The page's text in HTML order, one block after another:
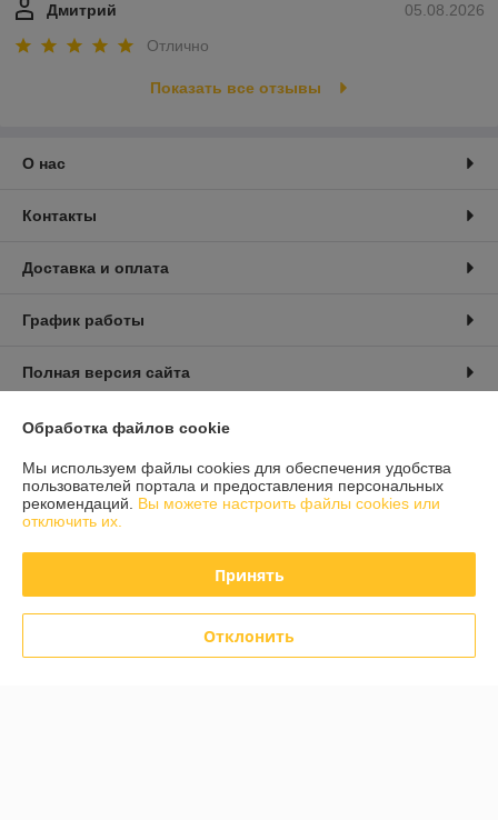
05.08.2026
Дмитрий
Отлично
Показать все отзывы
О нас
Контакты
Доставка и оплата
График работы
Полная версия сайта
Политика обработки cookies
Сайт создан на платформе Deal.by
Юридическое лицо:ООО «СВА БелТрейд»
Обработка файлов cookie
Мы используем файлы cookies для обеспечения удобства
пользователей портала и предоставления персональных
рекомендаций. Вы можете настроить файлы cookies или
отключить их.
Принять
Отклонить